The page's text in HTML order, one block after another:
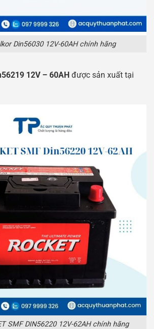
Din56030 12V-60AH chính hãng
12V – 60AH được sản xuất tại
SMF DIN56220 12V-62AH chính hãng